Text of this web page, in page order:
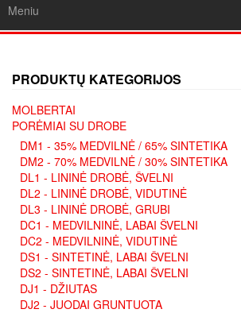
Meniu
PRODUKTŲ KATEGORIJOS
MOLBERTAI
PORĖMIAI SU DROBE
DM1 - 35% MEDVILNĖ / 65% SINTETIKA
DM2 - 70% MEDVILNĖ / 30% SINTETIKA
DL1 - LININĖ DROBĖ, ŠVELNI
DL2 - LININĖ DROBĖ, VIDUTINĖ
DL3 - LININĖ DROBĖ, GRUBI
DC1 - MEDVILNINĖ, LABAI ŠVELNI
DC2 - MEDVILNINĖ, VIDUTINĖ
DS1 - SINTETINĖ, LABAI ŠVELNI
DS2 - SINTETINĖ, LABAI ŠVELNI
DJ1 - DŽIUTAS
DJ2 - JUODAI GRUNTUOTA